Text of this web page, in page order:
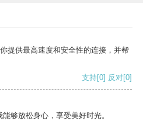
提供最高速度和安全性的连接，并帮
支持[0] 反对[0]
够放松身心，享受美好时光。